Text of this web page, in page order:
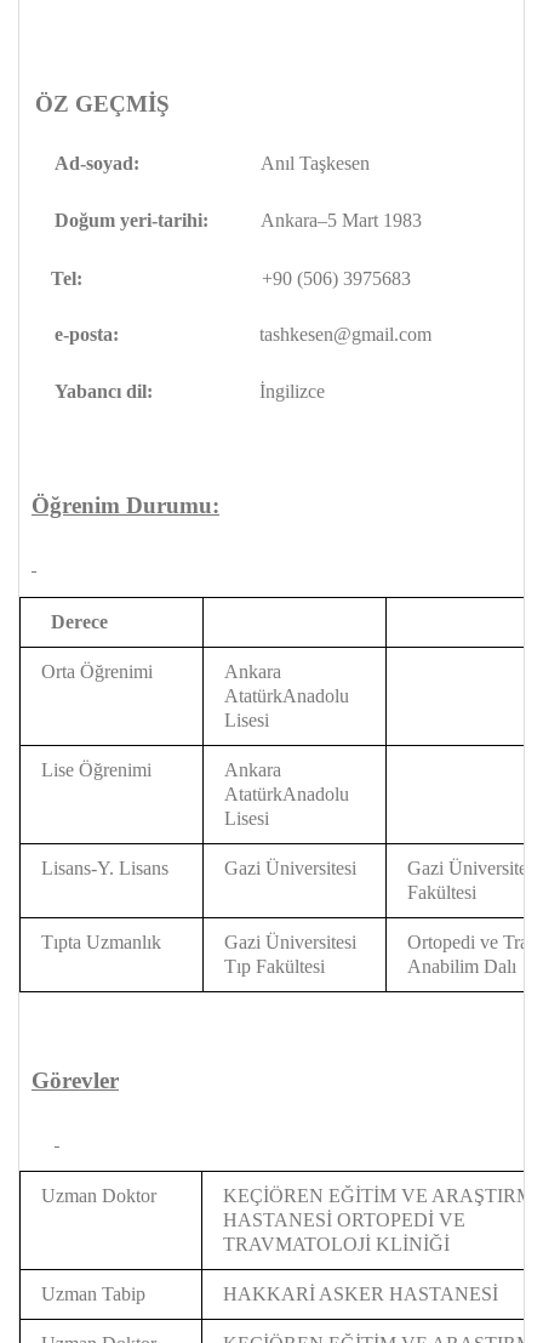
ÖZ GEÇMİŞ
Ad-soyad: Anıl Taşkesen
Doğum yeri-tarihi: Ankara–5 Mart 1983
Tel: +90 (506) 3975683
e-posta: tashkesen@gmail.com
Yabancı dil: İngilizce
Öğrenim Durumu:
Derece
Orta Öğrenimi
Ankara
AtatürkAnadolu
Lisesi
Lise Öğrenimi
Ankara
AtatürkAnadolu
Lisesi
Lisans-Y. Lisans Gazi Üniversitesi
Gazi Üniversitesi
Fakültesi
Tıpta Uzmanlık
Gazi Üniversitesi
Tıp Fakültesi
Ortopedi ve
Anabilim Dalı
Görevler
Uzman Doktor
KEÇİÖREN EĞİTİM VE
HASTANESİ ORTOPEDİ VE
TRAVMATOLOJİ KLİNİĞİ
Uzman Tabip HAKKARİ ASKER HASTANESİ